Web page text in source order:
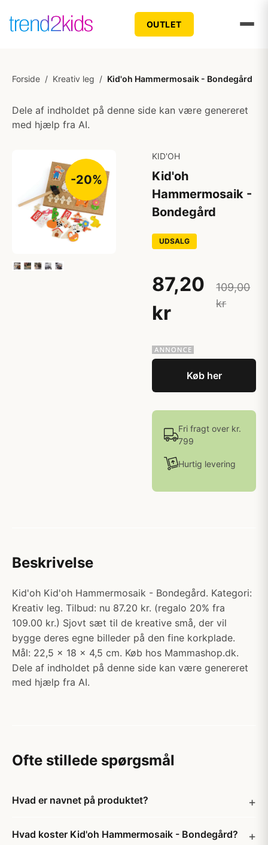
OUTLET
Forside / Kreativ leg / Kid'oh Hammermosaik - Bondegård
Dele af indholdet på denne side kan være genereret
med hjælp fra AI.
-20%
KID'OH
Kid'oh
Hammermosaik -
Bondegård
UDSALG
87,20
kr
109,00
kr
Køb her
Fri fragt over kr.
799
Hurtig levering
Beskrivelse
Kid'oh Kid'oh Hammermosaik - Bondegård. Kategori:
Kreativ leg. Tilbud: nu 87.20 kr. (regalo 20% fra
109.00 kr.) Sjovt sæt til de kreative små, der vil
bygge deres egne billeder på den fine korkplade.
Mål: 22,5 x 18 x 4,5 cm. Køb hos Mammashop.dk.
Dele af indholdet på denne side kan være genereret
med hjælp fra AI.
Ofte stillede spørgsmål
Hvad er navnet på produktet?
Hvad koster Kid'oh Hammermosaik - Bondegård?